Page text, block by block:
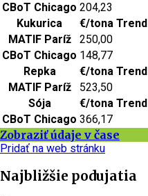
CBoT Chicago 204,23
Kukurica
€/tona Trend
MATIF Paríž
250,00
CBoT Chicago 148,77
Repka
€/tona Trend
MATIF Paríž
523,50
Sója
€/tona Trend
CBoT Chicago 366,17
Zobraziť údaje v čase
Pridať na web stránku
Najbližšie podujatia